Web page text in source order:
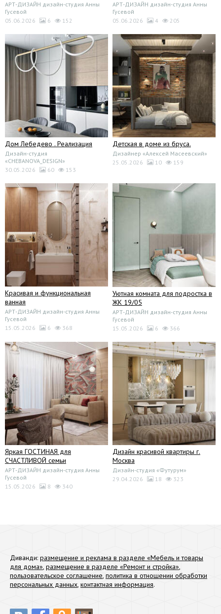
АРТ-ДИЗАЙН дизайн-студия Анны
Гусевой
05.06.2026
6 152
АРТ-ДИЗАЙН дизайн-студия Анны
Гусевой
05.06.2026
4 205
Дом Лебедево . Реализация
Дизайн-студия
«CHEBANOVA_DESIGN»
30.05.2026
60 153
Детская в доме из бруса.
Дизайнер «Алексей Масеевский»
25.05.2026
10 159
Красивая и функциональная
ванная
АРТ-ДИЗАЙН дизайн-студия Анны
Гусевой
15.05.2026
6 368
Уютная комната для подростка в
ЖК 19/05
АРТ-ДИЗАЙН дизайн-студия Анны
Гусевой
15.05.2026
6 366
Яркая ГОСТИНАЯ для
СЧАСТЛИВОЙ семьи
АРТ-ДИЗАЙН дизайн-студия Анны
Гусевой
15.05.2026
8 340
Дизайн красивой квартиры г.
Москва
Дизайн-студия «Футурум»
29.04.2026
18 323
Диванди: размещение и реклама в разделе «Мебель и товары
для дома», размещение в разделе «Ремонт и стройка»,
пользовательское соглашение, политика в отношении обработки
персональных данных, контактная информация.